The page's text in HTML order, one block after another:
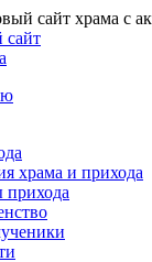
сайт храма с
сайт
храма и прихода